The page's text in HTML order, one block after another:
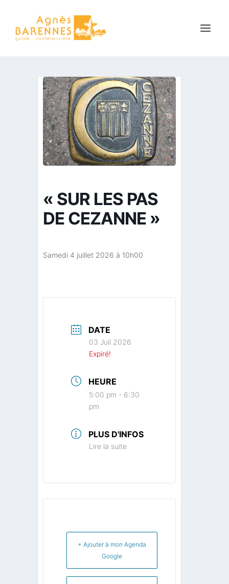
« SUR LES PAS
DE CEZANNE »
Samedi 4 juillet 2026 à 10h00
DATE
03 Juil 2026
Expiré!
HEURE
5:00 pm - 6:30
pm
PLUS D'INFOS
Lire la suite
+ Ajouter à mon Agenda
Google